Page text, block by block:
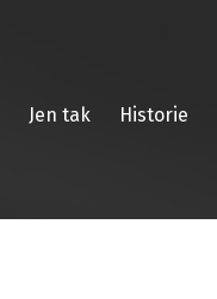
Jen tak Historie